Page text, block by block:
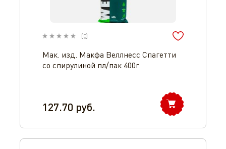
(0)
Мак. изд. Макфа Веллнесс Спагетти
со спирулиной пл/пак 400г
127.70 руб.